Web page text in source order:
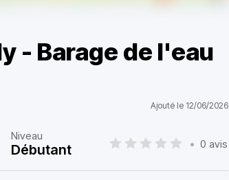
- Barage de l'eau
Ajouté le 12/06/2026
Niveau
Débutant • 0 avis